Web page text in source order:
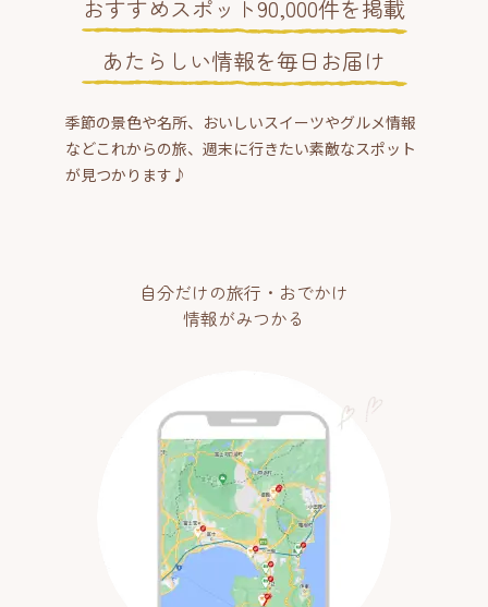
おすすめスポット90,000件を掲載
あたらしい情報を毎日お届け
季節の景色や名所、おいしいスイーツやグルメ情報
などこれからの旅、週末に行きたい素敵なスポット
が見つかります♪
自分だけの旅行・おでかけ
情報がみつかる